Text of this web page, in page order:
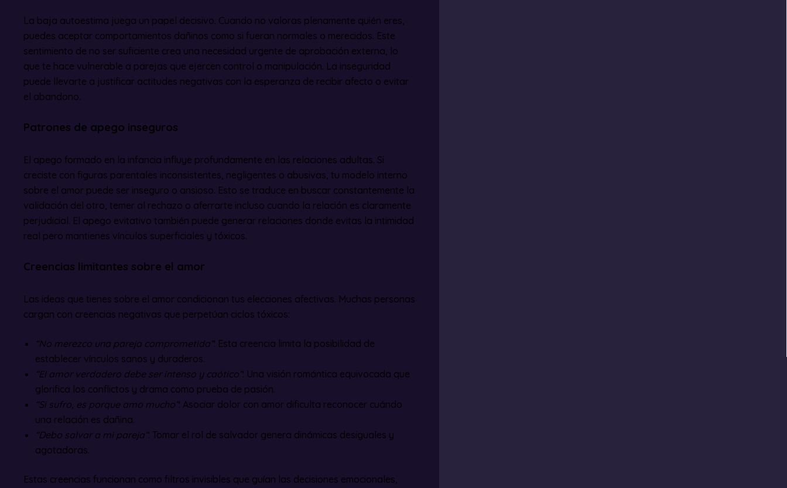
La baja autoestima juega un papel decisivo. Cuando no valoras plenamente quién eres,
puedes aceptar comportamientos dañinos como si fueran normales o merecidos. Este
sentimiento de no ser suficiente crea una necesidad urgente de aprobación externa, lo
que te hace vulnerable a parejas que ejercen control o manipulación. La inseguridad
puede llevarte a justificar actitudes negativas con la esperanza de recibir afecto o evitar
el abandono.
Patrones de apego inseguros
El apego formado en la infancia influye profundamente en las relaciones adultas. Si
creciste con figuras parentales inconsistentes, negligentes o abusivas, tu modelo interno
sobre el amor puede ser inseguro o ansioso. Esto se traduce en buscar constantemente la
validación del otro, temer al rechazo o aferrarte incluso cuando la relación es claramente
perjudicial. El apego evitativo también puede generar relaciones donde evitas la intimidad
real pero mantienes vínculos superficiales y tóxicos.
Creencias limitantes sobre el amor
Las ideas que tienes sobre el amor condicionan tus elecciones afectivas. Muchas personas
cargan con creencias negativas que perpetúan ciclos tóxicos:
“No merezco una pareja comprometida”: Esta creencia limita la posibilidad de
establecer vínculos sanos y duraderos.
“El amor verdadero debe ser intenso y caótico”: Una visión romántica equivocada que
glorifica los conflictos y drama como prueba de pasión.
“Si sufro, es porque amo mucho”: Asociar dolor con amor dificulta reconocer cuándo
una relación es dañina.
“Debo salvar a mi pareja”: Tomar el rol de salvador genera dinámicas desiguales y
agotadoras.
Estas creencias funcionan como filtros invisibles que guían las decisiones emocionales,